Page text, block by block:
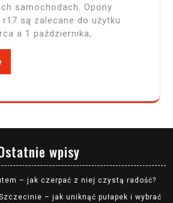
samochodach. Opony
są zalecane do użytku
a 1 października,
wpisy
– jak czerpać z niej czystą radość?
– jak uniknąć pułapek i wybrać